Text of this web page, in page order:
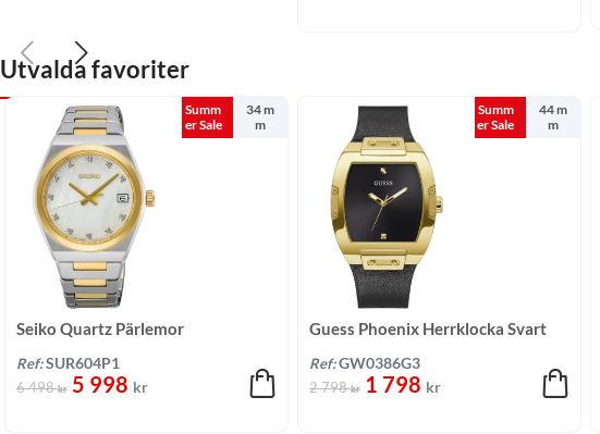
Utvalda favoriter
Summ
er Sale
34 m
m
Seiko Quartz Pärlemor
Ref:SUR604P1
6 498kr 5 998 kr
Summ
er Sale
44 m
m
Guess Phoenix Herrklocka Svart
Ref: GW0386G3
2 798kr 1 798 kr